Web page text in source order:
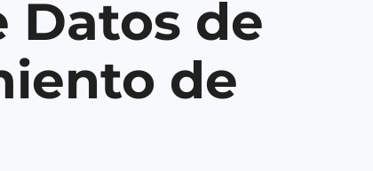
Datos de
de